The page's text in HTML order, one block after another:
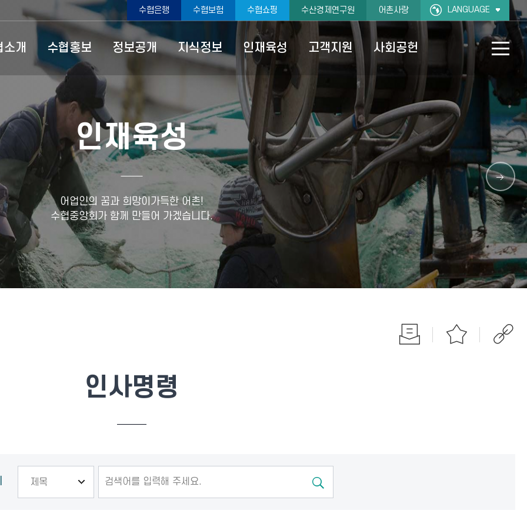
수협은행 수협보험 수협쇼핑 수산경제연구원 어촌사랑 LANGUAGE
소개 수협홍보 정보공개 지식정보 인재육성 고객지원 사회공헌
인재육성
어업인의 꿈과 희망이가득한 어촌!
수협중앙회가 함께 만들어 가겠습니다.
인사명령